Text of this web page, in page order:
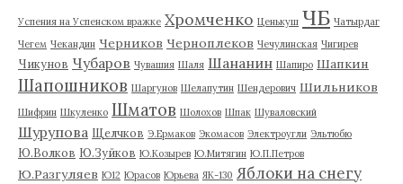
Успения на Успенском вражке Хромченко Ценькуш ЧБ Чатырдаг
Чегем Чекандин Черников Черноплеков Чечулинская Чигирев
Чикунов Чубаров Чувашия Шаля Шананин Шапиро Шапкин
Шапошников Шаргунов Шелапутин Шендерович Шильников
Шифрин Шкуленко Шматов Шолохов Шпак Шуваловский
Шурупова Щелчков Э.Ермаков Экомасов Электроугли Эльтюбю
Ю.Волков Ю.Зуйков Ю.Козырев Ю.Митягин Ю.П.Петров
Ю.Разгуляев Ю12 Юрасов Юрьева ЯК-130 Яблоки на снегу